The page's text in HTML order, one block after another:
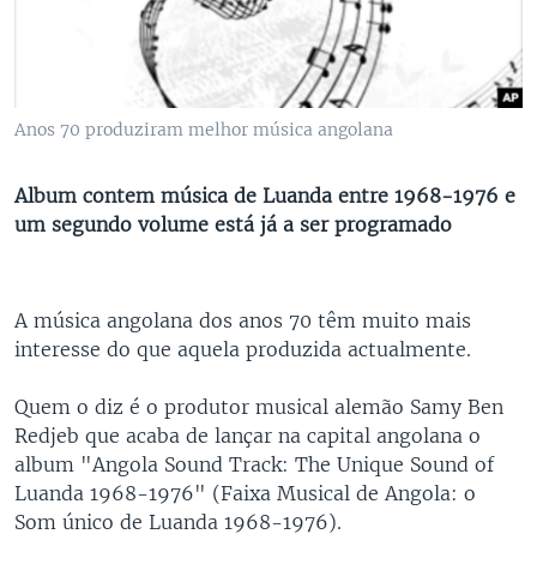
Anos 70 produziram melhor música angolana
Album contem música de Luanda entre 1968-1976 e
um segundo volume está já a ser programado
A música angolana dos anos 70 têm muito mais
interesse do que aquela produzida actualmente.
Quem o diz é o produtor musical alemão Samy Ben
Redjeb que acaba de lançar na capital angolana o
album "Angola Sound Track: The Unique Sound of
Luanda 1968-1976" (Faixa Musical de Angola: o
Som único de Luanda 1968-1976).